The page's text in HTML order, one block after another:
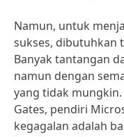
Namun, untuk
sukses, dibutuhkan
Banyak tantangan
namun dengan
yang tidak
Gates, pendiri
kegagalan adalah